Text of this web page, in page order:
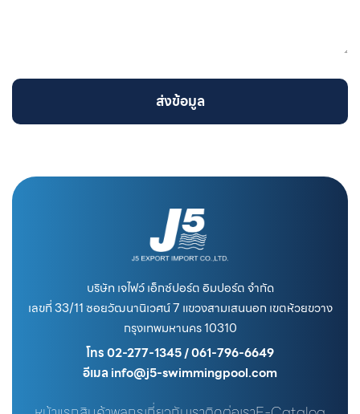
ส่งข้อมูล
บริษัท เจไฟว์ เอ็กซ์ปอร์ต อิมปอร์ต จำกัด
เลขที่ 33/11 ซอยวัฒนานิเวศน์ 7 แขวงสามเสนนอก เขตห้วยขวาง
กรุงเทพมหานคร 10310
โทร 02-277-1345 / 061-796-6649
อีเมล info@j5-swimmingpool.com